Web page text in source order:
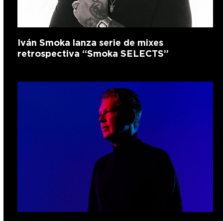
Iván Smoka lanza serie de mixes
retrospectiva “Smoka SELECTS”